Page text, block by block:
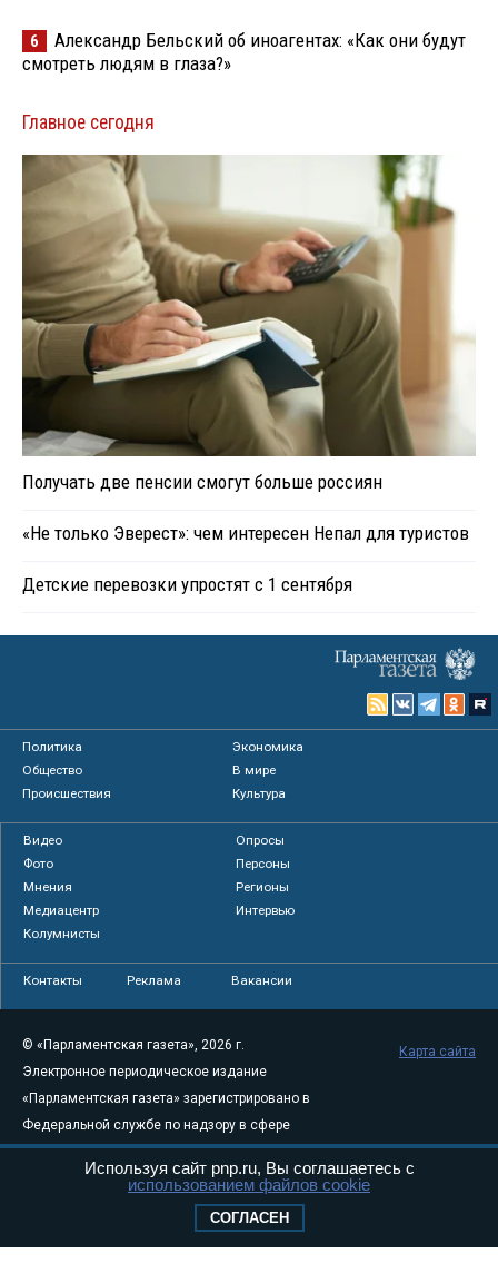
6
Александр Бельский об иноагентах: «Как они будут
смотреть людям в глаза?»
Главное сегодня
Получать две пенсии смогут больше россиян
«Не только Эверест»: чем интересен Непал для туристов
Детские перевозки упростят с 1 сентября
Политика
Экономика
Общество
В мире
Происшествия
Культура
Видео
Опросы
Фото
Персоны
Мнения
Регионы
Медиацентр
Интервью
Колумнисты
Контакты Реклама Вакансии
© «Парламентская газета», 2026 г.
Электронное периодическое издание
«Парламентская газета» зарегистрировано в
Федеральной службе по надзору в сфере
связи, информационных технологий и
массовых коммуникаций (Роскомнадзор) 05
Свидетельство о регистрации Эл № ФС77-
Карта сайта
Используя сайт pnp.ru, Вы соглашаетесь с
использованием файлов cookie
СОГЛАСЕН